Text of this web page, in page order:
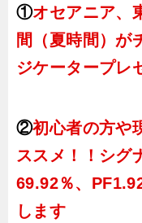
①オセアニア、
間（夏時間）が
ジケータープレ
②初心者の方や
ススメ！！シグ
69.92％、
します